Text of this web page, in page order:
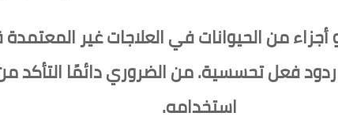
أجزاء من الحيوانات في العلاجات غير
فعل تحسسية. من الضروري دائمًا التأكد
استخدامه.